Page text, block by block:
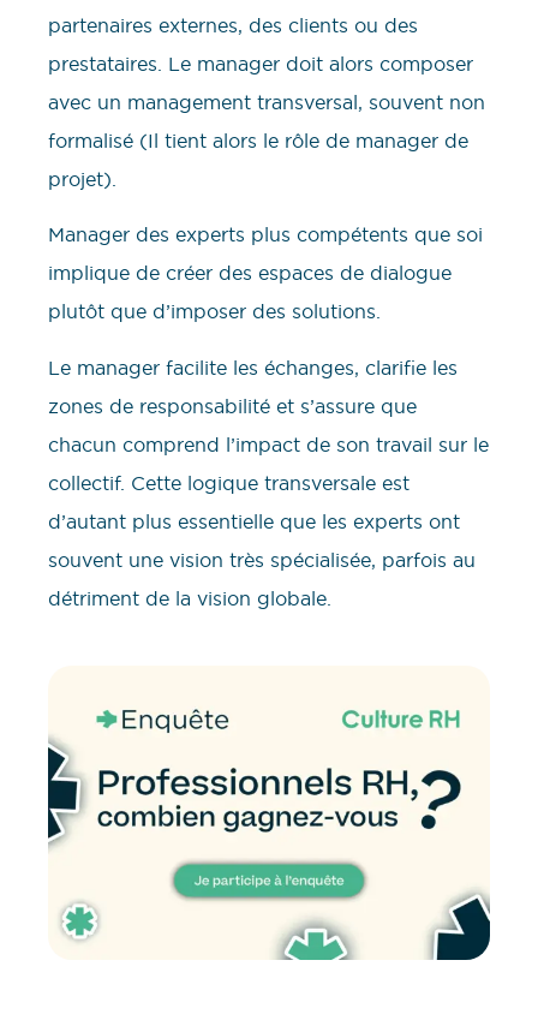
partenaires externes, des clients ou des
prestataires. Le manager doit alors composer
avec un management transversal, souvent non
formalisé (Il tient alors le rôle de manager de
projet).
Manager des experts plus compétents que soi
implique de créer des espaces de dialogue
plutôt que d’imposer des solutions.
Le manager facilite les échanges, clarifie les
zones de responsabilité et s’assure que
chacun comprend l’impact de son travail sur le
collectif. Cette logique transversale est
d’autant plus essentielle que les experts ont
souvent une vision très spécialisée, parfois au
détriment de la vision globale.